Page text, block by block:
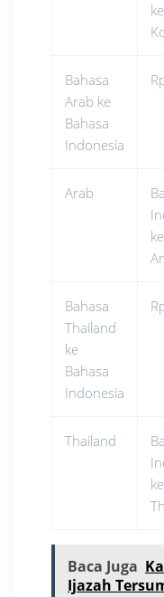
Bahasa
Arab ke
Bahasa
Indonesia
Arab
Bahasa
Thailand
ke
Bahasa
Indonesia
Thailand
Baca Juga
Ijazah